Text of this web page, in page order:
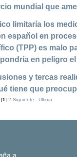
mundial que
limitaría los
español en
(TPP) es malo
en peligro
y tercas
tiene que
[1]2 Siguiente -Ultima
a